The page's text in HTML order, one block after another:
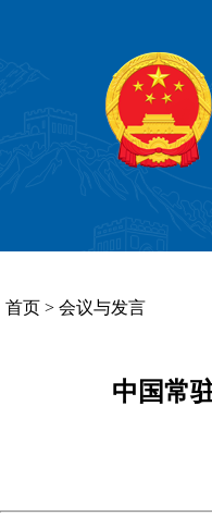
首页 > 会议与发言
中国常